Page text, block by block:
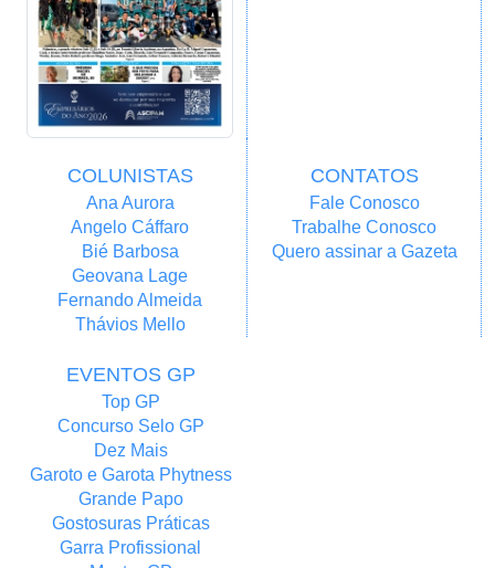
COLUNISTAS
Ana Aurora
Angelo Cáffaro
Bié Barbosa
Geovana Lage
Fernando Almeida
Thávios Mello
CONTATOS
Fale Conosco
Trabalhe Conosco
Quero assinar a Gazeta
EVENTOS GP
Top GP
Concurso Selo GP
Dez Mais
Garoto e Garota Phytness
Grande Papo
Gostosuras Práticas
Garra Profissional